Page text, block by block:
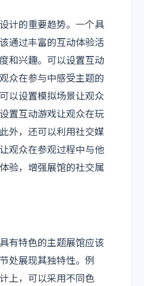
计的重要趋势。一个具
通过丰富的互动体验活
和兴趣。可以设置互动
众在参与中感受主题的
以设置模拟场景让观众
置互动游戏让观众在玩
外，还可以利用社交媒
观众在参观过程中与他
验，增强展馆的社交属
有特色的主题展馆应该
处展现其独特性。例
上，可以采用不同色